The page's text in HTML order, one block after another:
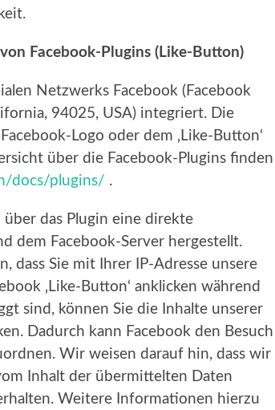
Facebook-Plugins (Like-Button)
Netzwerks Facebook (Facebook
94025, USA) integriert. Die
Logo oder dem ‚Like-Button‘
über die Facebook-Plugins finden
docs/plugins/ .
das Plugin eine direkte
dem Facebook-Server hergestellt.
dass Sie mit Ihrer IP-Adresse unsere
‚Like-Button‘ anklicken während
sind, können Sie die Inhalte unserer
Dadurch kann Facebook den Besuch
Wir weisen darauf hin, dass wir
Inhalt der übermittelten Daten
Weitere Informationen hierzu